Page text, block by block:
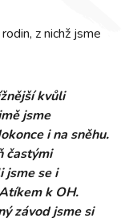
z nichž jsme
kvůli
jsme
i na sněhu.
častými
jsme se i
k OH.
závod jsme si